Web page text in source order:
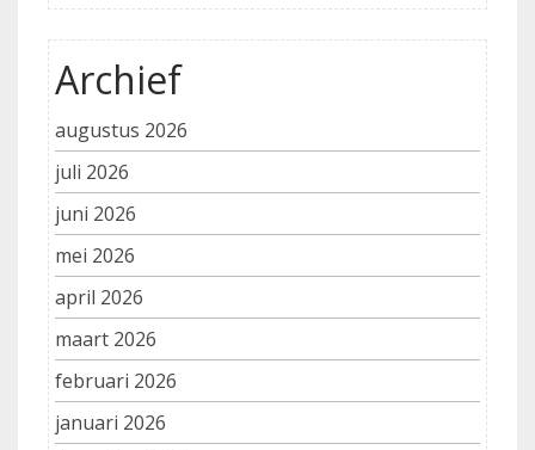
Archief
augustus 2026
juli 2026
juni 2026
mei 2026
april 2026
maart 2026
februari 2026
januari 2026